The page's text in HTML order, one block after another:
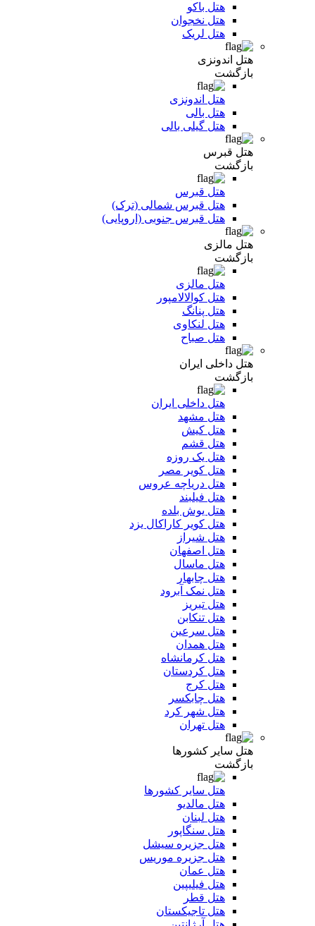
هتل باکو
هتل نخجوان
هتل لریک
هتل اندونزی
بازگشت
هتل اندونزی
هتل بالی
هتل گیلی بالی
هتل قبرس
بازگشت
هتل قبرس
هتل قبرس شمالی (ترک)
هتل قبرس جنوبی (اروپایی)
هتل مالزی
بازگشت
هتل مالزی
هتل کوالالامپور
هتل پنانگ
هتل لنکاوی
هتل صباح
هتل داخلی ایران
بازگشت
هتل داخلی ایران
هتل مشهد
هتل کیش
هتل قشم
هتل یک روزه
هتل کویر مصر
هتل دریاچه عروس
هتل فیلبند
هتل یوش بلده
هتل کویر کاراکال یزد
هتل شیراز
هتل اصفهان
هتل ماسال
هتل چابهار
هتل نمک آبرود
هتل تبریز
هتل تنکابن
هتل سرعین
هتل همدان
هتل کرمانشاه
هتل کردستان
هتل کرج
هتل چابکسر
هتل شهر کرد
هتل تهران
هتل سایر کشورها
بازگشت
هتل سایر کشورها
هتل مالدیو
هتل لبنان
هتل سنگاپور
هتل جزیره سیشل
هتل جزیره موریس
هتل عمان
هتل فیلیپین
هتل قطر
هتل تاجیکستان